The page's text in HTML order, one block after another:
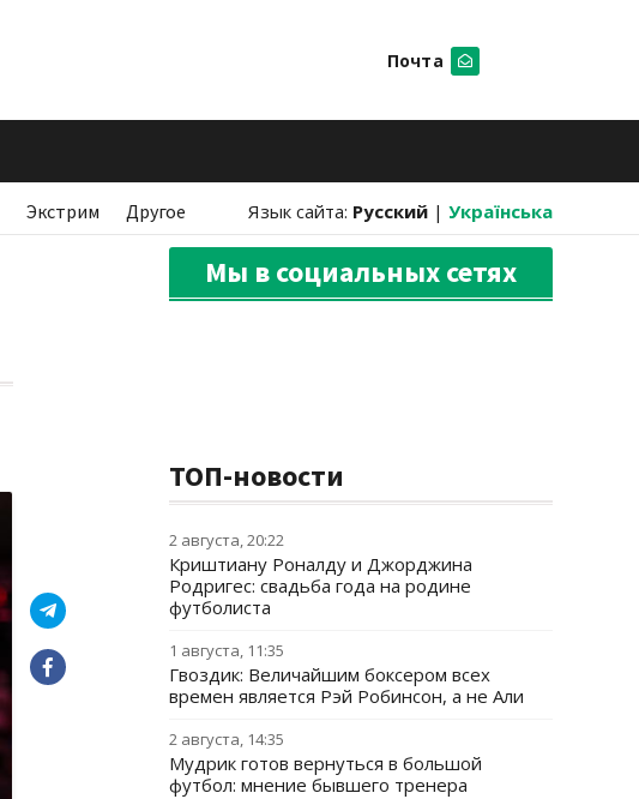
Почта
Экстрим Другое Язык сайта: Русский | Українська
Мы в социальных сетях
ТОП-новости
2 августа, 20:22
Криштиану Роналду и Джорджина
Родригес: свадьба года на родине
футболиста
1 августа, 11:35
Гвоздик: Величайшим боксером всех
времен является Рэй Робинсон, а не Али
2 августа, 14:35
Мудрик готов вернуться в большой
футбол: мнение бывшего тренера